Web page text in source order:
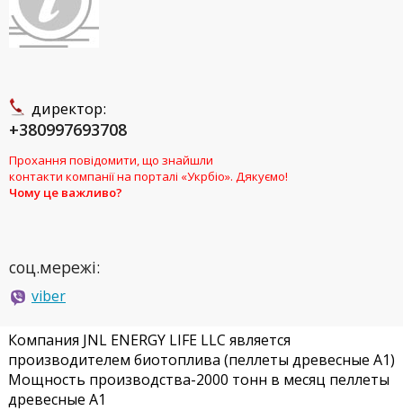
директор:
+380997693708
Прохання повідомити, що знайшли
контакти компанії на порталі «Укрбіо». Дякуємо!
Чому це важливо?
соц.мережі:
viber
Компания JNL ENERGY LIFE LLC является
производителем биотоплива (пеллеты древесные А1)
Мощность производства-2000 тонн в месяц пеллеты
древесные А1